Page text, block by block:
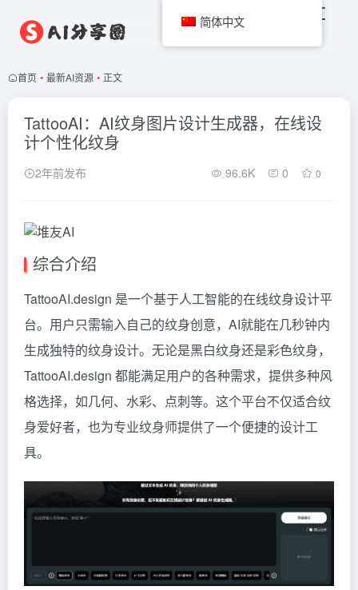
首页 • 最新AI资源 • 正文
TattooAI：AI纹身图片设计生成器，在线设
计个性化纹身
2年前发布 96.6K 0 0
综合介绍
TattooAI.design 是一个基于人工智能的在线纹身设计平
台。用户只需输入自己的纹身创意，AI就能在几秒钟内
生成独特的纹身设计。无论是黑白纹身还是彩色纹身，
TattooAI.design 都能满足用户的各种需求，提供多种风
格选择，如几何、水彩、点刺等。这个平台不仅适合纹
身爱好者，也为专业纹身师提供了一个便捷的设计工
具。
简体中文